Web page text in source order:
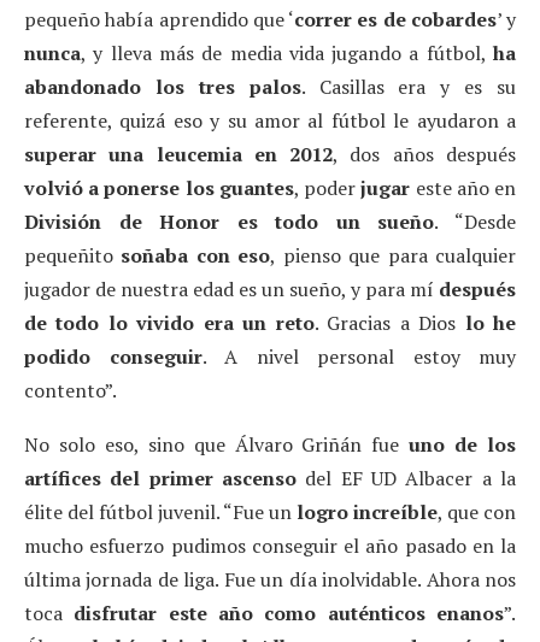
pequeño había aprendido que ‘correr es de cobardes’ y
nunca, y lleva más de media vida jugando a fútbol, ha
abandonado los tres palos. Casillas era y es su
referente, quizá eso y su amor al fútbol le ayudaron a
superar una leucemia en 2012, dos años después
volvió a ponerse los guantes, poderjugar este año en
División de Honor es todo un sueño. “Desde
pequeñito soñaba con eso, pienso que para cualquier
jugador de nuestra edad es un sueño, y para mí después
de todo lo vivido era un reto. Gracias a Dios lo he
podido conseguir. A nivel personal estoy muy
contento”.
No solo eso, sino que Álvaro Griñán fueuno de los
artífices del primer ascenso del EF UD Albacer a la
élite del fútbol juvenil. “Fue un logro increíble, que con
mucho esfuerzo pudimos conseguir el año pasado en la
última jornada de liga. Fue un día inolvidable. Ahora nos
toca disfrutar este año como auténticos enanos”.